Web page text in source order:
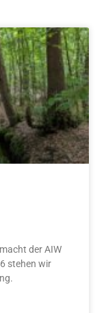
der AIW
stehen wir